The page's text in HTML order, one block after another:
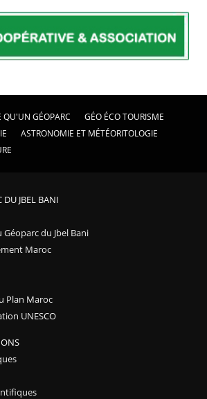
QU'UN GÉOPARC
GÉO ÉCO TOURISME
ASTRONOMIE ET MÉTÉORITOLOGIE
DU JBEL BANI
du Jbel Bani
Maroc
Plan Maroc
UNESCO